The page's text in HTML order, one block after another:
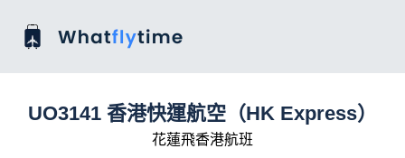
UO3141 香港快運航空（HK Express）
花蓮飛香港航班